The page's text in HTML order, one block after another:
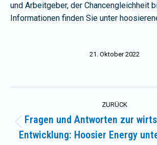
und Arbeitgeber, der Chancengleichheit
Informationen finden Sie unter
21. Oktober 2022
Kommentarnavigation
ZURÜCK
Beitrag:
Fragen und Antworten zur
Entwicklung: Hoosier Energy